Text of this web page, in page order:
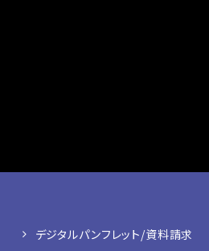
デジタルパンフレット/資料請求